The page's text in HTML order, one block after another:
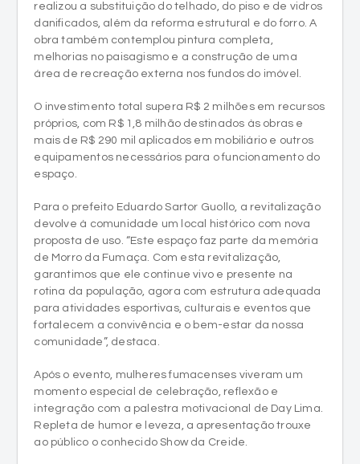
realizou a substituição do telhado, do piso e de vidros
danificados, além da reforma estrutural e do forro. A
obra também contemplou pintura completa,
melhorias no paisagismo e a construção de uma
área de recreação externa nos fundos do imóvel.
O investimento total supera R$ 2 milhões em recursos
próprios, com R$ 1,8 milhão destinados às obras e
mais de R$ 290 mil aplicados em mobiliário e outros
equipamentos necessários para o funcionamento do
espaço.
Para o prefeito Eduardo Sartor Guollo, a revitalização
devolve à comunidade um local histórico com nova
proposta de uso. “Este espaço faz parte da memória
de Morro da Fumaça. Com esta revitalização,
garantimos que ele continue vivo e presente na
rotina da população, agora com estrutura adequada
para atividades esportivas, culturais e eventos que
fortalecem a convivência e o bem-estar da nossa
comunidade”, destaca.
Após o evento, mulheres fumacenses viveram um
momento especial de celebração, reflexão e
integração com a palestra motivacional de Day Lima.
Repleta de humor e leveza, a apresentação trouxe
ao público o conhecido Show da Creide.